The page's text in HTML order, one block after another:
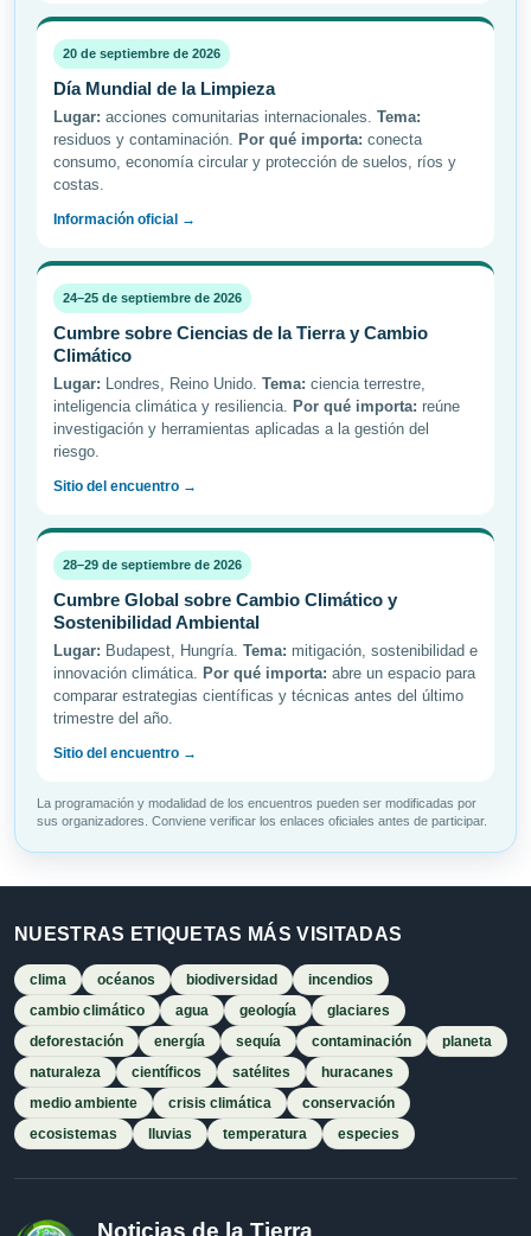
20 de septiembre de 2026
Día Mundial de la Limpieza
Lugar: acciones comunitarias internacionales. Tema:
residuos y contaminación. Por qué importa: conecta
consumo, economía circular y protección de suelos, ríos y
costas.
Información oficial →
24–25 de septiembre de 2026
Cumbre sobre Ciencias de la Tierra y Cambio
Climático
Lugar: Londres, Reino Unido. Tema: ciencia terrestre,
inteligencia climática y resiliencia. Por qué importa: reúne
investigación y herramientas aplicadas a la gestión del
riesgo.
Sitio del encuentro →
28–29 de septiembre de 2026
Cumbre Global sobre Cambio Climático y
Sostenibilidad Ambiental
Lugar: Budapest, Hungría. Tema: mitigación, sostenibilidad e
innovación climática. Por qué importa: abre un espacio para
comparar estrategias científicas y técnicas antes del último
trimestre del año.
Sitio del encuentro →
La programación y modalidad de los encuentros pueden ser modificadas por
sus organizadores. Conviene verificar los enlaces oficiales antes de participar.
NUESTRAS ETIQUETAS MÁS VISITADAS
clima océanos biodiversidad
incendios
cambio climático
agua geología
glaciares
deforestación
energía sequía contaminación
planeta
naturaleza
científicos satélites
huracanes
medio ambiente
crisis climática
conservación
ecosistemas
lluvias temperatura especies